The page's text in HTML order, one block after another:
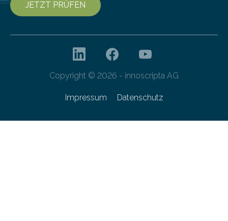
JETZT PRÜFEN
Copyright © 2026 - innoscripta AG
Impressum Datenschutz